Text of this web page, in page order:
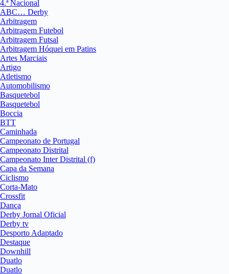
4.ª Nacional
ABC… Derby
Arbitragem
Arbitragem Futebol
Arbitragem Futsal
Arbitragem Hóquei em Patins
Artes Marciais
Artigo
Atletismo
Automobilismo
Basquetebol
Basquetebol
Boccia
BTT
Caminhada
Campeonato de Portugal
Campeonato Distrital
Campeonato Inter Distrital (f)
Capa da Semana
Ciclismo
Corta-Mato
Crossfit
Dança
Derby Jornal Oficial
Derby tv
Desporto Adaptado
Destaque
Downhill
Duatlo
Duatlo